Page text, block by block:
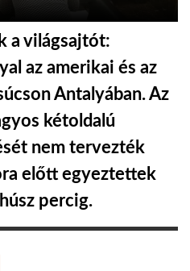
a világsajtót:
az amerikai és az
Antalyában. Az
kétoldalú
nem tervezték
előtt egyeztettek
percig.